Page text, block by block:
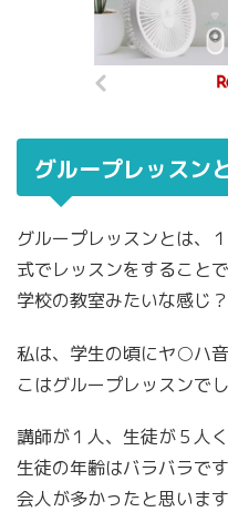
グループレッスン
グループレッスンとは、
式でレッスンをすることで
学校の教室みたいな感じ？
私は、学生の頃にヤ○ハ
こはグループレッスンでし
講師が１人、生徒が５人
生徒の年齢はバラバラで
会人が多かったと思います